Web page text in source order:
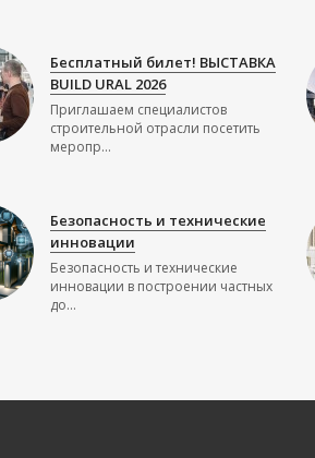
Бесплатный билет! ВЫСТАВКА
BUILD URAL 2026
Приглашаем специалистов
строительной отрасли посетить
меропр...
Безопасность и технические
инновации
Безопасность и технические
инновации в построении частных
до...